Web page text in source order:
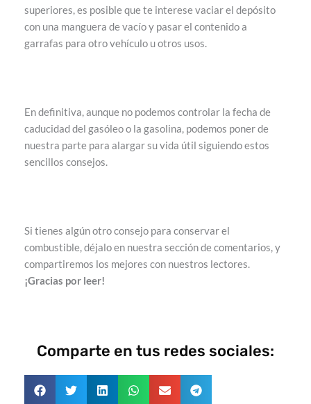
superiores, es posible que te interese vaciar el depósito
con una manguera de vacío y pasar el contenido a
garrafas para otro vehículo u otros usos.
En definitiva, aunque no podemos controlar la fecha de
caducidad del gasóleo o la gasolina, podemos poner de
nuestra parte para alargar su vida útil siguiendo estos
sencillos consejos.
Si tienes algún otro consejo para conservar el
combustible, déjalo en nuestra sección de comentarios, y
compartiremos los mejores con nuestros lectores.
¡Gracias por leer!
Comparte en tus redes sociales: